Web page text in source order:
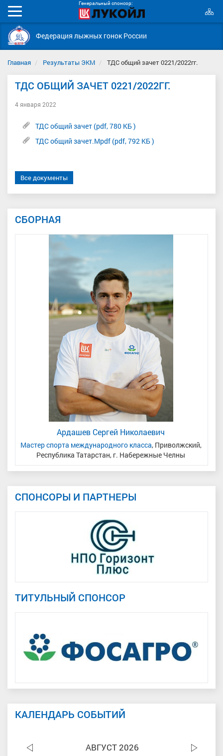
Генеральный спонсор:
Мобильное
меню
Федерация лыжных гонок России
Главная Результаты ЭКМ ТДС общий зачет 0221/2022гг.
ТДС ОБЩИЙ ЗАЧЕТ 0221/2022ГГ.
4 января 2022
ТДС общий зачет (pdf, 780 КБ )
ТДС общий зачет.Мpdf (pdf, 792 КБ )
Все документы
СБОРНАЯ
Ардашев Сергей Николаевич
Мастер спорта международного класса, Приволжский,
Республика Татарстан, г. Набережные Челны
СПОНСОРЫ И ПАРТНЕРЫ
ТИТУЛЬНЫЙ СПОНСОР
КАЛЕНДАРЬ СОБЫТИЙ
АВГУСТ 2026